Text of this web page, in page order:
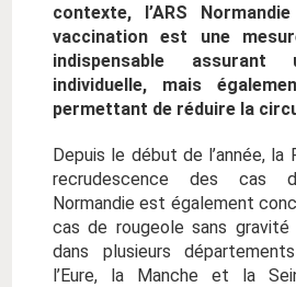
contexte, l’ARS
vaccination est une
indispensable assurant
individuelle, mais
permettant de réduire la
Depuis le début de l’année, la
recrudescence des cas
Normandie est également
cas de rougeole sans
dans plusieurs
l’Eure, la Manche et la